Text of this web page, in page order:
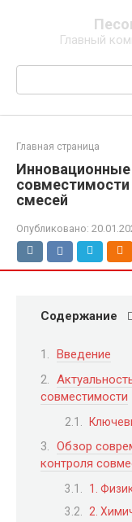
Главный
Поиск:
Главная страница
смесей
Опубликовано:
Содержание
Введение
совместимости
Обзор
контроля
1.
2.